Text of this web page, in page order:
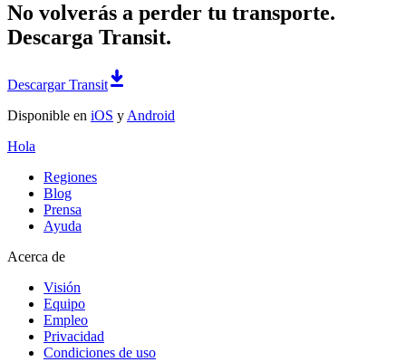
No volverás a perder tu transporte.
Descarga Transit.
Descargar Transit
Disponible en iOS y Android
Hola
Regiones
Blog
Prensa
Ayuda
Acerca de
Visión
Equipo
Empleo
Privacidad
Condiciones de uso